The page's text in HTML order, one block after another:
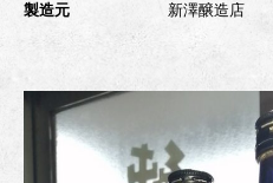
製造元 新澤醸造店